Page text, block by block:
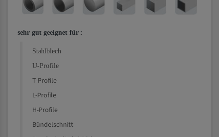
sehr gut geeignet für :
Stahlblech
U-Profile
T-Profile
L-Profile
H-Profile
Bündelschnitt